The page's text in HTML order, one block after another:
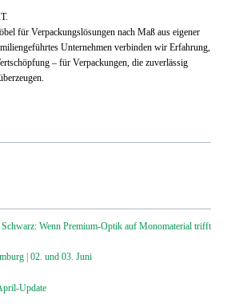
für Verpack­ungs­lösungen nach Maß aus eigener
Unternehmen verbinden wir Erfahrung,
– für Verpackungen, die zuverlässig
Wenn Premium-Optik auf Monomaterial trifft
| 02. und 03. Juni
Update